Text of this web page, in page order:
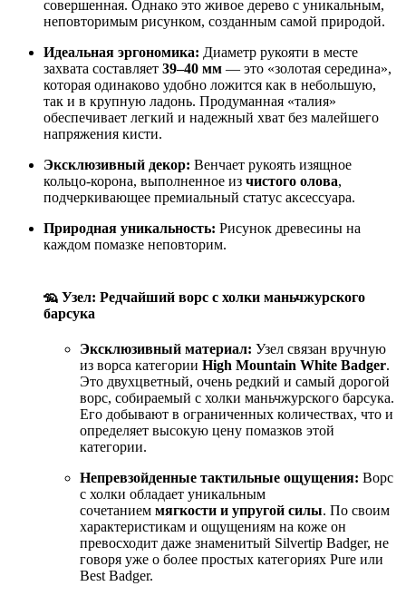
совершенная. Однако это живое дерево с уникальным,
неповторимым рисунком, созданным самой природой.
Идеальная эргономика: Диаметр рукояти в месте
захвата составляет 39–40 мм — это «золотая середина»,
которая одинаково удобно ложится как в небольшую,
так и в крупную ладонь. Продуманная «талия»
обеспечивает легкий и надежный хват без малейшего
напряжения кисти.
Эксклюзивный декор: Венчает рукоять изящное
кольцо-корона, выполненное из чистого олова,
подчеркивающее премиальный статус аксессуара.
Природная уникальность: Рисунок древесины на
каждом помазке неповторим.
🦡 Узел: Редчайший ворс с холки маньчжурского
барсука
Эксклюзивный материал: Узел связан вручную
из ворса категории High Mountain White Badger.
Это двухцветный, очень редкий и самый дорогой
ворс, собираемый с холки маньчжурского барсука.
Его добывают в ограниченных количествах, что и
определяет высокую цену помазков этой
категории.
Непревзойденные тактильные ощущения: Ворс
с холки обладает уникальным
сочетанием мягкости и упругой силы. По своим
характеристикам и ощущениям на коже он
превосходит даже знаменитый Silvertip Badger, не
говоря уже о более простых категориях Pure или
Best Badger.